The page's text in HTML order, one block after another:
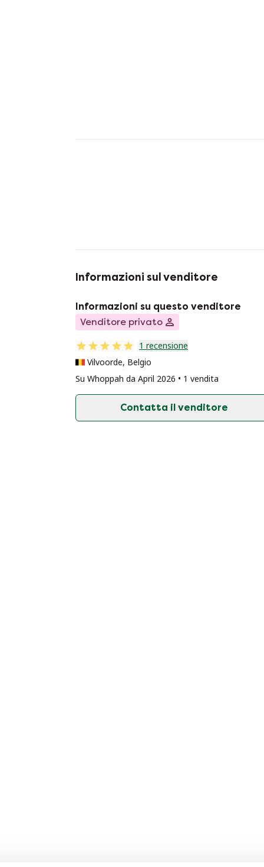
Informazioni sul venditore
Informazioni su questo venditore
Venditore privato
1 recensione
Vilvoorde, Belgio
Su Whoppah da April 2026 • 1 vendita
Contatta il venditore